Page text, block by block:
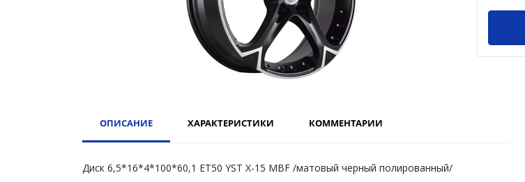
ОПИСАНИЕ ХАРАКТЕРИСТИКИ КОММЕНТАРИИ
Диск 6,5*16*4*100*60,1 ET50 YST X-15 MBF /матовый черный полированный/